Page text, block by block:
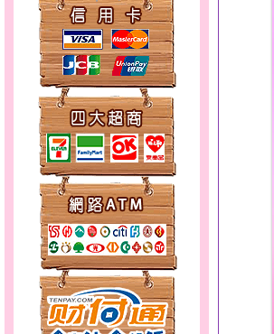
彩蝶倩影～金銀鋼套鍊
天使約定～金銀鋼套鍊